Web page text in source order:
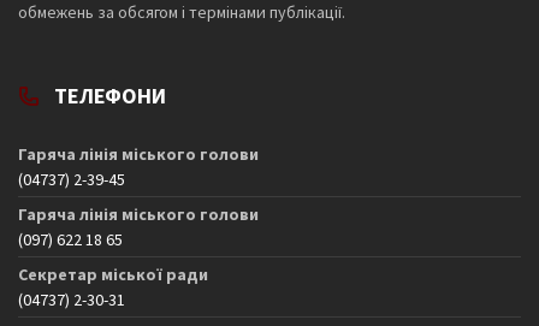
обмежень за обсягом і термінами публікації.
ТЕЛЕФОНИ
Гаряча лінія міського голови
(04737) 2-39-45
Гаряча лінія міського голови
(097) 622 18 65
Секретар міської ради
(04737) 2-30-31